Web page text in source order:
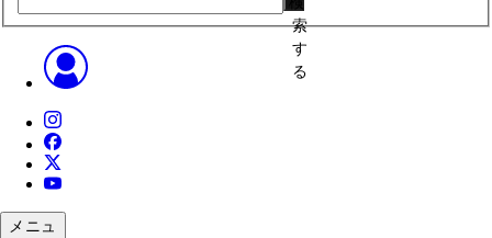
索
す
る
メニュ